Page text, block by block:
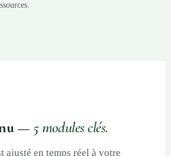
— 5 modules clés.
ajusté en temps réel à votre